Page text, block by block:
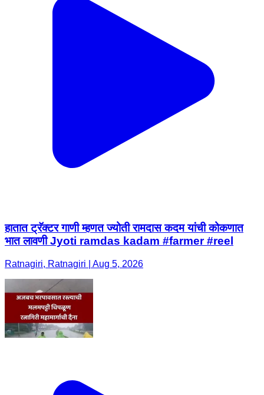
हातात ट्रॅक्टर गाणी म्हणत ज्योती रामदास कदम यांची कोकणात
भात लावणी Jyoti ramdas kadam #farmer #reel
Ratnagiri, Ratnagiri | Aug 5, 2026